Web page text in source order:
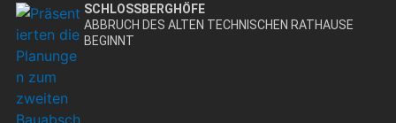
SCHLOSSBERGHÖFE
ABBRUCH DES ALTEN TECHNISCHEN RATHAUSE
BEGINNT